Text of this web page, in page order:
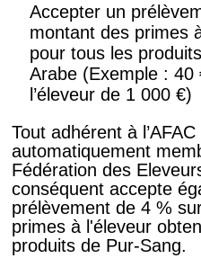
Accepter un
montant des primes
pour tous les
Arabe (Exemple : 40
l’éleveur de 1 000 €)
Tout adhérent à
automatiquement
Fédération des
conséquent accepte
prélèvement de 4 %
primes à l'éleveur
produits de Pur-Sang.